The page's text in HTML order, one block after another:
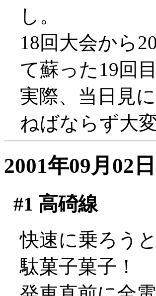
し。
18回大会から
て蘇った19回
実際、当日見
ねばならず大
2001年09月02
#1 高碕線
快速に乗ろう
駄菓子菓子！